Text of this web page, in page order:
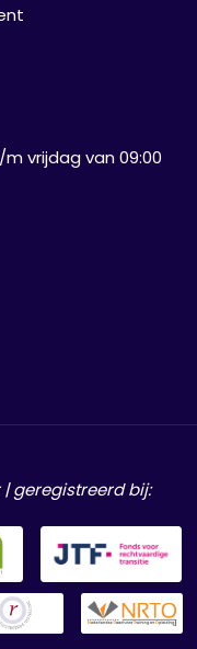
vrijdag van 09:00
geregistreerd bij: